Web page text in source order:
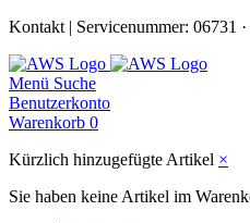
Kontakt | Servicenummer: 06731
Menü Suche
Benutzerkonto
Warenkorb 0
Kürzlich hinzugefügte Artikel ×
Sie haben keine Artikel im